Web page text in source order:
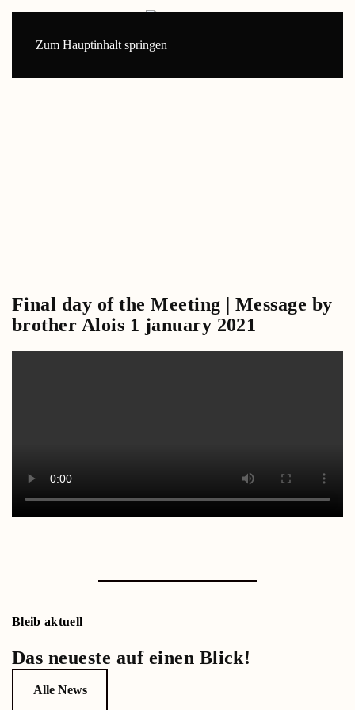
Zum Hauptinhalt springen
Final day of the Meeting | Message by
brother Alois 1 january 2021
Bleib aktuell
Das neueste auf einen Blick!
Alle News
1, 2, 3 –